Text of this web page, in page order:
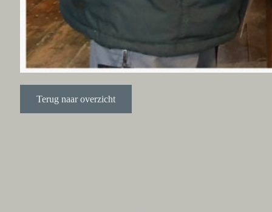
Terug naar overzicht